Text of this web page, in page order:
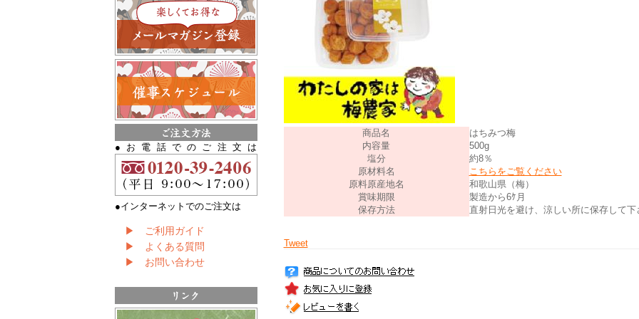
●お電話でのご注文は
●インターネットでのご注文は
▶ ご利用ガイド
▶ よくある質問
▶ お問い合わせ
商品名
はちみつ梅
内容量
500g
塩分
約8％
原材料名
こちらをご覧ください
原料原産地名
和歌山県（梅）
賞味期限
製造から6ｹ月
保存方法
直射日光を避け、涼しい所に保存して下
Tweet